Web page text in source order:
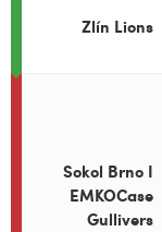
Zlín Lions
Sokol Brno I
EMKOCase
Gullivers